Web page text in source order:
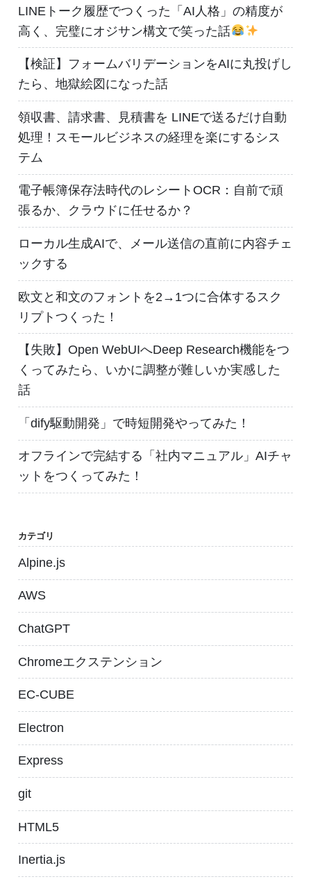
LINEトーク履歴でつくった「AI人格」の精度が
高く、完璧にオジサン構文で笑った話
【検証】フォームバリデーションをAIに丸投げし
たら、地獄絵図になった話
領収書、請求書、見積書を LINEで送るだけ自動
処理！スモールビジネスの経理を楽にするシス
テム
電子帳簿保存法時代のレシートOCR：自前で頑
張るか、クラウドに任せるか？
ローカル生成AIで、メール送信の直前に内容チェ
ックする
欧文と和文のフォントを2→1つに合体するスク
リプトつくった！
【失敗】Open WebUIへDeep Research機能をつ
くってみたら、いかに調整が難しいか実感した
話
「dify駆動開発」で時短開発やってみた！
オフラインで完結する「社内マニュアル」AIチャ
ットをつくってみた！
カテゴリ
Alpine.js
AWS
ChatGPT
Chromeエクステンション
EC-CUBE
Electron
Express
git
HTML5
Inertia.js